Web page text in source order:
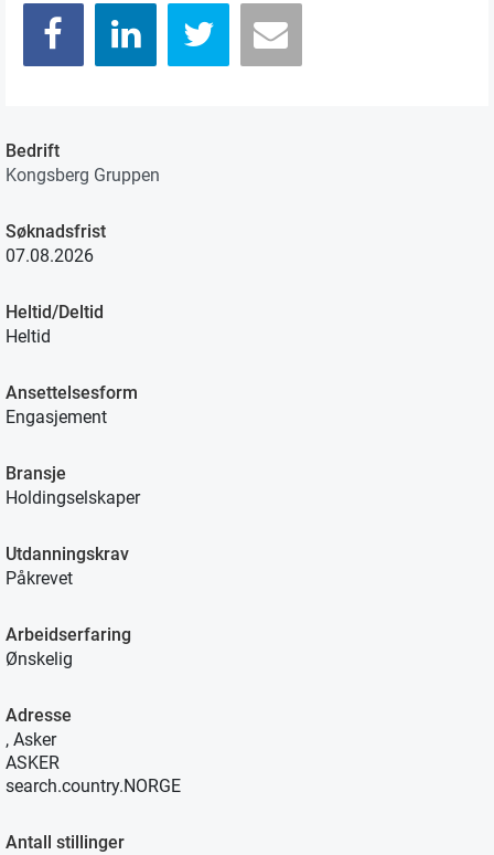
Bedrift
Kongsberg Gruppen
Søknadsfrist
07.08.2026
Heltid/Deltid
Heltid
Ansettelsesform
Engasjement
Bransje
Holdingselskaper
Utdanningskrav
Påkrevet
Arbeidserfaring
Ønskelig
Adresse
, Asker
ASKER
search.country.NORGE
Antall stillinger